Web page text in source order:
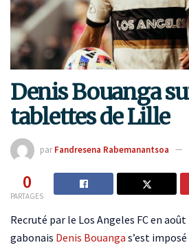
Denis Bouanga
tablettes de Lille
par Fandresena Rabemanantsoa
0
PARTAGES
Recruté par le Los Angeles FC en
gabonais Denis Bouanga s’est